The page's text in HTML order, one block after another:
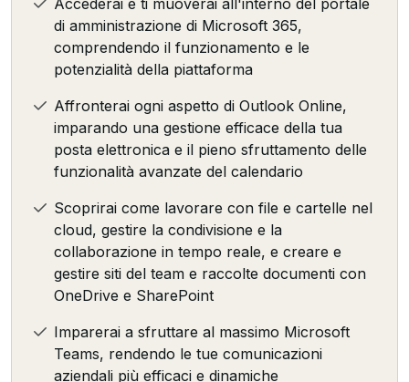
Accederai e ti muoverai all'interno del portale
di amministrazione di Microsoft 365,
comprendendo il funzionamento e le
potenzialità della piattaforma
Affronterai ogni aspetto di Outlook Online,
imparando una gestione efficace della tua
posta elettronica e il pieno sfruttamento delle
funzionalità avanzate del calendario
Scoprirai come lavorare con file e cartelle nel
cloud, gestire la condivisione e la
collaborazione in tempo reale, e creare e
gestire siti del team e raccolte documenti con
OneDrive e SharePoint
Imparerai a sfruttare al massimo Microsoft
Teams, rendendo le tue comunicazioni
aziendali più efficaci e dinamiche